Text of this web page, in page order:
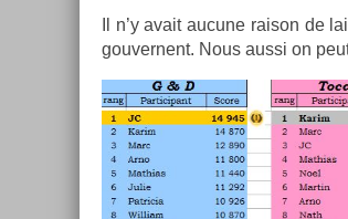
Il n’y avait aucune raison de
gouver­nent. Nous aussi on